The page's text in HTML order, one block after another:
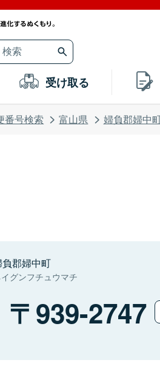
受け取る
番号検索 富山県 婦負郡婦中
負郡婦中町
グンフチュウマチ
939-2747